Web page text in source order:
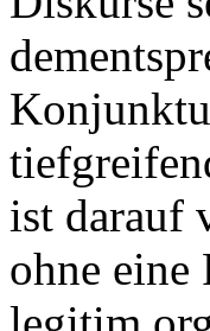
ist darauf
ohne